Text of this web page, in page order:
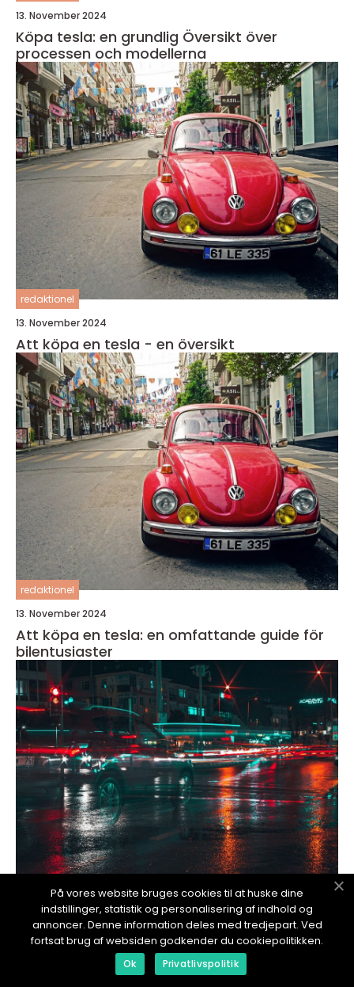
13. November 2024
Köpa tesla: en grundlig Översikt över
processen och modellerna
redaktionel
13. November 2024
Att köpa en tesla - en översikt
redaktionel
13. November 2024
Att köpa en tesla: en omfattande guide för
bilentusiaster
redaktionel
13. November 2024
Köpa tesla: en omfattande guide för
På vores website bruges cookies til at huske dine
indstillinger, statistik og personalisering af indhold og
annoncer. Denne information deles med tredjepart. Ved
fortsat brug af websiden godkender du cookiepolitikken.
Ok Privatlivspolitik